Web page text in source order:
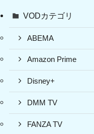
VODカテゴリ
ABEMA
Amazon Prime
Disney+
DMM TV
FANZA TV